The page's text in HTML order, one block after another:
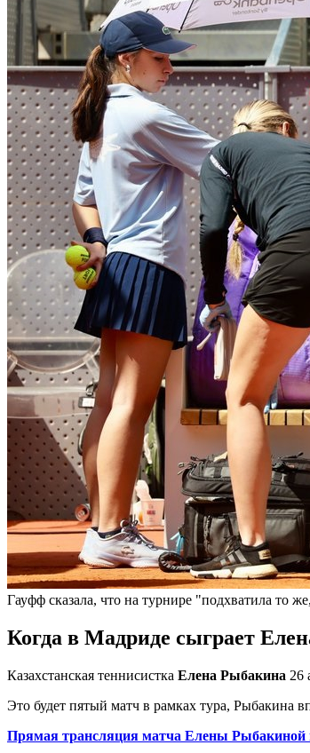
Гауфф сказала, что на турнире "подхватила то
Когда в Мадриде сыграет
Казахстанская теннисистка Елена Рыбакина 26
Это будет пятый матч в рамках тура, Рыбакина
Прямая трансляция матча Елены